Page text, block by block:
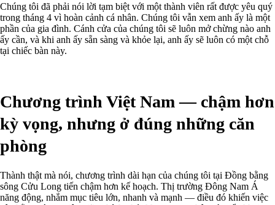
Chúng tôi đã phải nói lời tạm biệt với một thành viên rất được yêu quý
trong tháng 4 vì hoàn cảnh cá nhân. Chúng tôi vẫn xem anh ấy là một
phần của gia đình. Cánh cửa của chúng tôi sẽ luôn mở chừng nào anh
ấy cần, và khi anh ấy sẵn sàng và khỏe lại, anh ấy sẽ luôn có một chỗ
tại chiếc bàn này.
Chương trình Việt Nam — chậm hơn
kỳ vọng, nhưng ở đúng những căn
phòng
Thành thật mà nói, chương trình dài hạn của chúng tôi tại Đồng bằng
sông Cửu Long tiến chậm hơn kế hoạch. Thị trường Đông Nam Á
năng động, nhắm mục tiêu lớn, nhanh và mạnh — điều đó khiến việc